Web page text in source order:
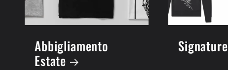
Abbigliamento
Estate
Signature